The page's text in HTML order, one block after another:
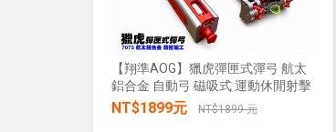
【翔準AOG】獵虎彈匣式彈弓 航太
鋁合金 自動弓 磁吸式 運動休閒射擊
NT$1899元 NT$1899 元